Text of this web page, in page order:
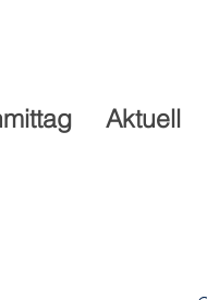
Aktuell